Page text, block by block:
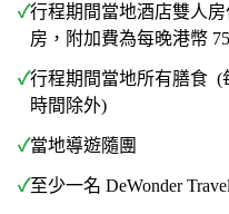
✓行程期間當地酒店雙人
房，附加費為每晚港幣
✓行程期間當地所有膳食 (
時間除外)
✓當地導遊隨團
✓至少一名 DeWonder